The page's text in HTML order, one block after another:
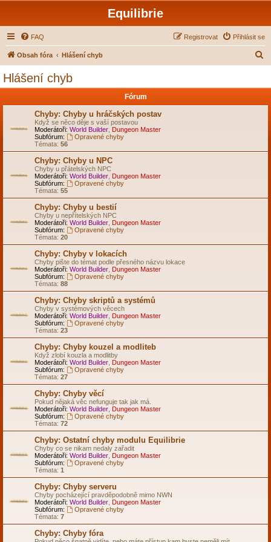
Equilibrie
FAQ Přihlásit se
Registrovat
Obsah fóra Hlášení chyb
Hlášení chyb
Fórum
Chyby: Chyby u hráčských postav
Když se něco děje s vaší postavou
Moderátoři: World Builder Dungeon Master
Subfórum:
Opravené chyby
Témata: 56
Chyby: Chyby u NPC
Chyby u přátelských NPC
Moderátoři: World Builder Dungeon Master
Subfórum:
Opravené chyby
Témata: 55
Chyby: Chyby u bestií
Chyby u nepřítelských NPC
Moderátoři: World Builder Dungeon Master
Subfórum:
Opravené chyby
Témata: 20
Chyby: Chyby v lokacích
Chyby pište do témat podle přesného názvu lokace
Moderátoři: World Builder Dungeon Master
Subfórum:
Opravené chyby
Témata: 88
Chyby: Chyby skriptů a systémů
Chyby v systémových věcech
Moderátoři: World Builder Dungeon Master
Subfórum:
Opravené chyby
Témata: 23
Chyby: Chyby kouzel a modliteb
Když zlobí kouzla a modlitby
Moderátoři: World Builder Dungeon Master
Subfórum:
Opravené chyby
Témata: 27
Chyby: Chyby věcí
Pokud nějaká věc nefunguje tak jak má.
Moderátoři: World Builder Dungeon Master
Subfórum:
Opravené chyby
Témata: 72
Chyby: Ostatní chyby modulu Equilibrie
Chyby co se nikam nedaly zařadit
Moderátoři: World Builder Dungeon Master
Subfórum:
Opravené chyby
Témata: 1
Chyby: Chyby serveru
Chyby pocházející pravděpodobně mimo NWN
Moderátoři: World Builder Dungeon Master
Subfórum:
Opravené chyby
Témata: 7
Chyby: Chyby fóra